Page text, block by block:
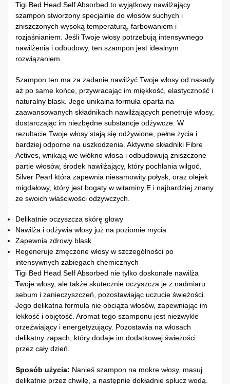
Tigi Bed Head Self Absorbed to wyjątkowy nawilżający
szampon stworzony specjalnie do włosów suchych i
zniszczonych wysoką temperaturą, farbowaniem i
rozjaśnianiem. Jeśli Twoje włosy potrzebują intensywnego
nawilżenia i odbudowy, ten szampon jest idealnym
rozwiązaniem.
Szampon ten ma za zadanie nawilżyć Twoje włosy od nasady
aż po same końce, przywracając im miękkość, elastyczność i
naturalny blask. Jego unikalna formuła oparta na
zaawansowanych składnikach nawilżających penetruje włosy,
dostarczając im niezbędne substancje odżywcze. W
rezultacie Twoje włosy stają się odżywione, pełne życia i
bardziej odporne na uszkodzenia. Aktywne składniki Fibre
Actives, wnikają we włókno włosa i odbudowują zniszczone
partie włosów, środek nawilżający, który pochłania wilgoć,
Silver Pearl która zapewnia niesamowity połysk, oraz olejek
migdałowy, który jest bogaty w witaminy E i najbardziej znany
ze swoich właściwości odżywczych.
Delikatnie oczyszcza skórę głowy
Nawilża i odżywia włosy już na poziomie mycia
Zapewnia zdrowy blask
Regeneruje zmęczone włosy w szczególności po
intensywnych zabiegach chemicznych
Tigi Bed Head Self Absorbed nie tylko doskonale nawilża
Twoje włosy, ale także skutecznie oczyszcza je z nadmiaru
sebum i zanieczyszczeń, pozostawiając uczucie świeżości.
Jego delikatna formuła nie obciąża włosów, zapewniając im
lekkość i objętość. Aromat tego szamponu jest niezwykle
orzeźwiający i energetyzujący. Pozostawia na włosach
delikatny zapach, który dodaje im dodatkowej świeżości
przez cały dzień.
Sposób użycia: Nanieś szampon na mokre włosy, masuj
delikatnie przez chwilę, a następnie dokładnie spłucz wodą.